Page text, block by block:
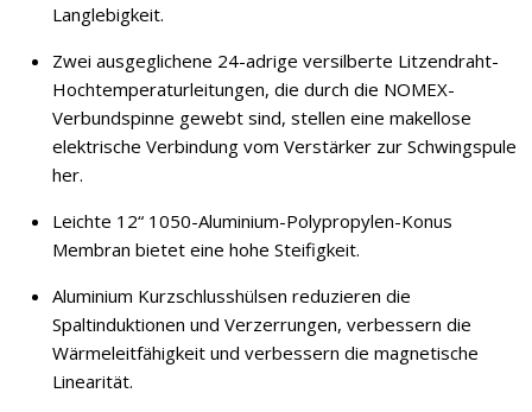
Langlebigkeit.
Zwei ausgeglichene 24-adrige versilberte Litzendraht-
Hochtemperaturleitungen, die durch die NOMEX-
Verbundspinne gewebt sind, stellen eine makellose
elektrische Verbindung vom Verstärker zur Schwingspule
her.
Leichte 12“ 1050-Aluminium-Polypropylen-Konus
Membran bietet eine hohe Steifigkeit.
Aluminium Kurzschlusshülsen reduzieren die
Spaltinduktionen und Verzerrungen, verbessern die
Wärmeleitfähigkeit und verbessern die magnetische
Linearität.